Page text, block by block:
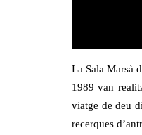
La Sala Marsà
1989 van
viatge de deu
recerques